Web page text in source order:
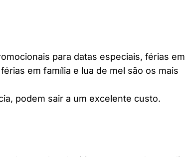
para datas especiais, férias em
em família e lua de mel são os mais
podem sair a um excelente custo.